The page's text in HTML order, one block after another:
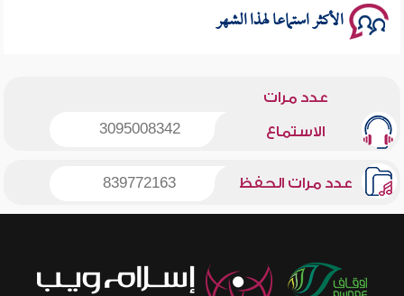
الأكثر استماعا لهذا الشهر
عدد مرات
الاستماع 3095008342
عدد مرات الحفظ 839772163